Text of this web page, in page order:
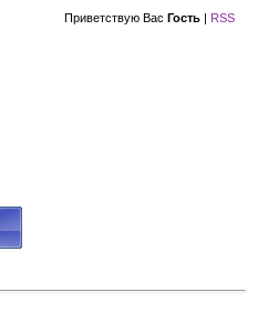
Приветствую Вас Гость | RSS